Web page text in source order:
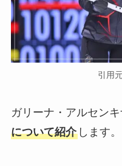
引用
ガリーナ・アルセン
について紹介します。